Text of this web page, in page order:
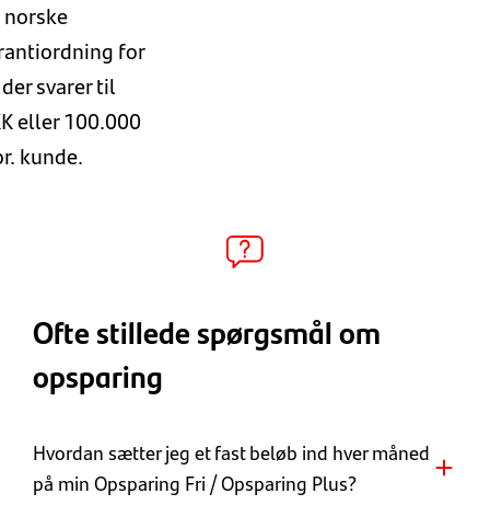
for
svarer til
eller 100.000
kunde.
Ofte stillede spørgsmål om
opsparing
Hvordan sætter jeg et fast beløb ind hver måned
på min Opsparing Fri / Opsparing Plus?